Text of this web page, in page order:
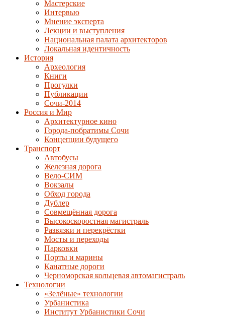
Мастерские
Интервью
Мнение эксперта
Лекции и выступления
Национальная палата архитекторов
Локальная идентичность
История
Археология
Книги
Прогулки
Публикации
Сочи-2014
Россия и Мир
Архитектурное кино
Города-побратимы Сочи
Концепции будущего
Транспорт
Автобусы
Железная дорога
Вело-СИМ
Вокзалы
Обход города
Дублер
Совмещённая дорога
Высокоскоростная магистраль
Развязки и перекрёстки
Мосты и переходы
Парковки
Порты и марины
Канатные дороги
Черноморская кольцевая автомагистраль
Технологии
«Зелёные» технологии
Урбанистика
Институт Урбанистики Сочи